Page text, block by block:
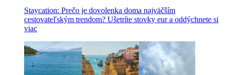
Staycation: Prečo je dovolenka doma najväčším
cestovateľským trendom? Ušetríte stovky eur a oddýchnete si
viac